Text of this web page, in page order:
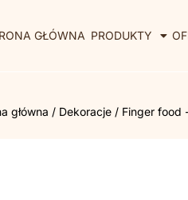
GŁÓWNA PRODUKTY
główna / Dekoracje / Finger food